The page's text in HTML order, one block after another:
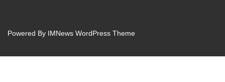
Powered By IMNews WordPress Theme